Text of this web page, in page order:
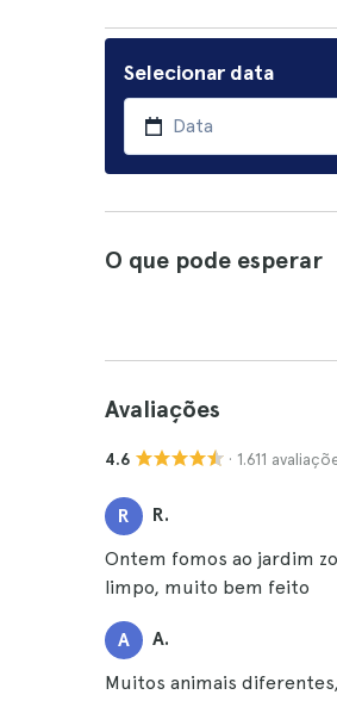
Selecionar data
O que pode esperar
Avaliações
4.6 · 1.611
R R.
Ontem fomos ao jardim
limpo, muito bem feito
A A.
Muitos animais